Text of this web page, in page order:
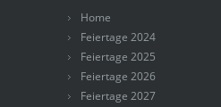
Home
Feiertage 2024
Feiertage 2025
Feiertage 2026
Feiertage 2027